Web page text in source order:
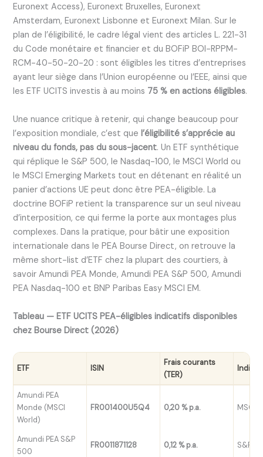
Euronext Access), Euronext Bruxelles, Euronext
Amsterdam, Euronext Lisbonne et Euronext Milan. Sur le
plan de l’éligibilité, le cadre légal vient des articles L. 221-31
du Code monétaire et financier et du BOFiP BOI-RPPM-
RCM-40-50-20-20 : sont éligibles les titres d’entreprises
ayant leur siège dans l’Union européenne ou l’EEE, ainsi que
les ETF UCITS investis à au moins 75 % en actions éligibles.
Une nuance critique à retenir, qui change beaucoup pour
l’exposition mondiale, c’est quel’éligibilité s’apprécie au
niveau du fonds, pas du sous-jacent. Un ETF synthétique
qui réplique le S&P 500, le Nasdaq-100, le MSCI World ou
le MSCI Emerging Markets tout en détenant en réalité un
panier d’actions UE peut donc être PEA-éligible. La
doctrine BOFiP retient la transparence sur un seul niveau
d’interposition, ce qui ferme la porte aux montages plus
complexes. Dans la pratique, pour bâtir une exposition
internationale dans le PEA Bourse Direct, on retrouve la
même short-list d’ETF chez la plupart des courtiers, à
savoir Amundi PEA Monde, Amundi PEA S&P 500, Amundi
PEA Nasdaq-100 et BNP Paribas Easy MSCI EM.
Tableau — ETF UCITS PEA-éligibles indicatifs disponibles
chez Bourse Direct (2026)
ETF ISIN
Frais courants
(TER)
Indice
Amundi PEA
Monde (MSCI
World)
FR001400U5Q4 0,20 % p.a. MSCI
Amundi PEA S&P
500
FR0011871128 0,12 % p.a. S&P